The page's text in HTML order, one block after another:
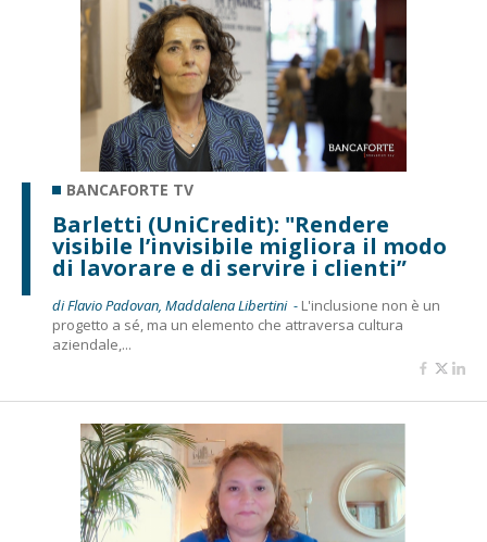
BANCAFORTE TV
Barletti (UniCredit): "Rendere
visibile l’invisibile migliora il modo
di lavorare e di servire i clienti”
di Flavio Padovan, Maddalena Libertini - L'inclusione non è un
progetto a sé, ma un elemento che attraversa cultura
aziendale,...